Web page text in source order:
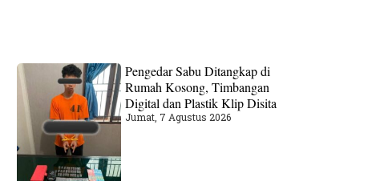
Pengedar Sabu Ditangkap di
Rumah Kosong, Timbangan
Digital dan Plastik Klip Disita
Jumat, 7 Agustus 2026